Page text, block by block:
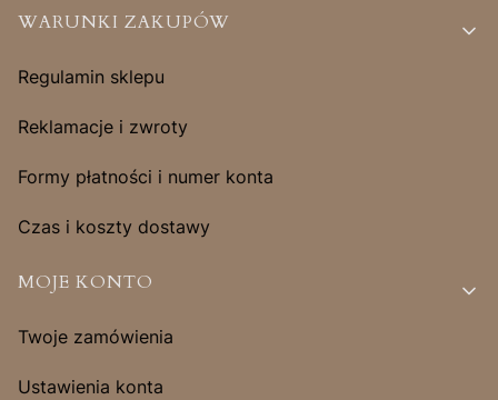
Linki w stopce
WARUNKI ZAKUPÓW
Regulamin sklepu
Reklamacje i zwroty
Formy płatności i numer konta
Czas i koszty dostawy
MOJE KONTO
Twoje zamówienia
Ustawienia konta